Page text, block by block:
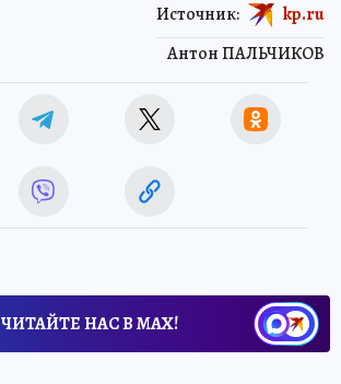
Антон ПАЛЬЧИКОВ
Источник: kp.ru
ЧИТАЙТЕ НАС В МАХ!